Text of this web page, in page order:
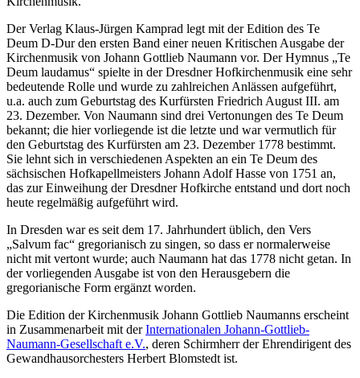
Der Verlag Klaus-Jürgen Kamprad legt mit der Edition des Te
Deum D-Dur den ersten Band einer neuen Kritischen Ausgabe der
Kirchenmusik von Johann Gottlieb Naumann vor. Der Hymnus „Te
Deum laudamus“ spielte in der Dresdner Hofkirchenmusik eine sehr
bedeutende Rolle und wurde zu zahlreichen Anlässen aufgeführt,
u.a. auch zum Geburtstag des Kurfürsten Friedrich August III. am
23. Dezember. Von Naumann sind drei Vertonungen des Te Deum
bekannt; die hier vorliegende ist die letzte und war vermutlich für
den Geburtstag des Kurfürsten am 23. Dezember 1778 bestimmt.
Sie lehnt sich in verschiedenen Aspekten an ein Te Deum des
sächsischen Hofkapellmeisters Johann Adolf Hasse von 1751 an,
das zur Einweihung der Dresdner Hofkirche entstand und dort noch
heute regelmäßig aufgeführt wird.
In Dresden war es seit dem 17. Jahrhundert üblich, den Vers
„Salvum fac“ gregorianisch zu singen, so dass er normalerweise
nicht mit vertont wurde; auch Naumann hat das 1778 nicht getan. In
der vorliegenden Ausgabe ist von den Herausgebern die
gregorianische Form ergänzt worden.
Die Edition der Kirchenmusik Johann Gottlieb Naumanns erscheint
in Zusammenarbeit mit derInternationalen Johann-Gottlieb-
Naumann-Gesellschaft e.V., deren Schirmherr der Ehrendirigent des
Gewandhausorchesters Herbert Blomstedt ist.